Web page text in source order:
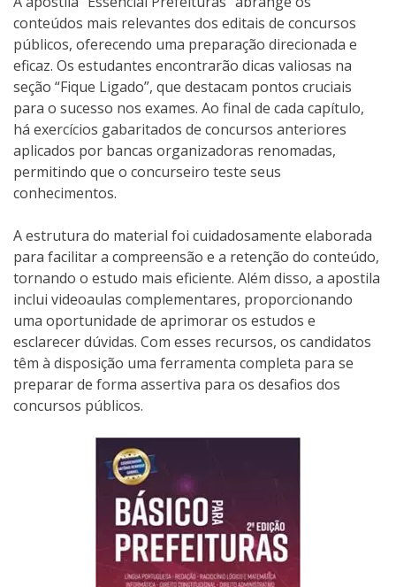
conteúdos mais relevantes dos editais de concursos
públicos, oferecendo uma preparação direcionada e
eficaz. Os estudantes encontrarão dicas valiosas na
seção “Fique Ligado”, que destacam pontos cruciais
para o sucesso nos exames. Ao final de cada capítulo,
há exercícios gabaritados de concursos anteriores
aplicados por bancas organizadoras renomadas,
permitindo que o concurseiro teste seus
conhecimentos.
A estrutura do material foi cuidadosamente elaborada
para facilitar a compreensão e a retenção do conteúdo,
tornando o estudo mais eficiente. Além disso, a apostila
inclui videoaulas complementares, proporcionando
uma oportunidade de aprimorar os estudos e
esclarecer dúvidas. Com esses recursos, os candidatos
têm à disposição uma ferramenta completa para se
preparar de forma assertiva para os desafios dos
concursos públicos.